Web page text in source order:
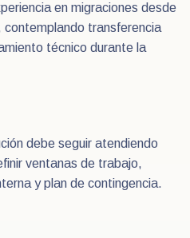
en migraciones desde
transferencia
técnico durante la
debe seguir atendiendo
ventanas de trabajo,
y plan de contingencia.